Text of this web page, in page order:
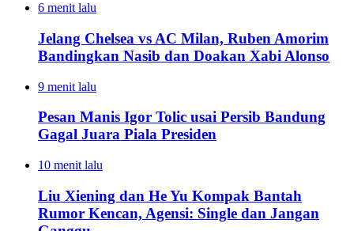
6 menit lalu
Jelang Chelsea vs AC Milan, Ruben Amorim
Bandingkan Nasib dan Doakan Xabi Alonso
9 menit lalu
Pesan Manis Igor Tolic usai Persib Bandung
Gagal Juara Piala Presiden
10 menit lalu
Liu Xiening dan He Yu Kompak Bantah
Rumor Kencan, Agensi: Single dan Jangan